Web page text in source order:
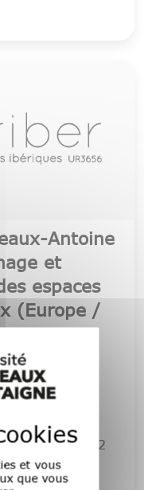
Antoine
et
espaces
(Europe /
19h30,
MSH, salle 2
Le
et vous
que vous